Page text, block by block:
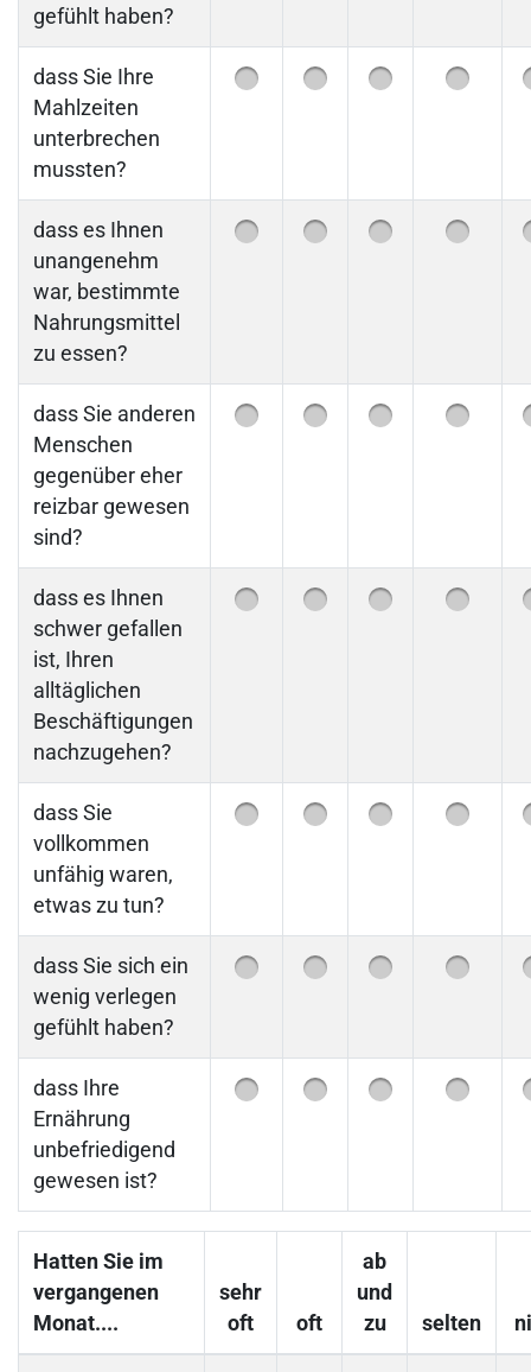
gefühlt haben?
dass Sie Ihre
Mahlzeiten
unterbrechen
mussten?
dass es Ihnen
unangenehm
war, bestimmte
Nahrungsmittel
zu essen?
dass Sie anderen
Menschen
gegenüber eher
reizbar gewesen
sind?
dass es Ihnen
schwer gefallen
ist, Ihren
alltäglichen
Beschäftigungen
nachzugehen?
dass Sie
vollkommen
unfähig waren,
etwas zu tun?
dass Sie sich ein
wenig verlegen
gefühlt haben?
dass Ihre
Ernährung
unbefriedigend
gewesen ist?
Hatten Sie im
vergangenen
Monat....
sehr
oft
oft
ab
und
zu
selten